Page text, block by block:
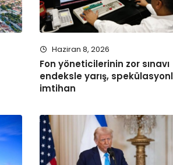
Haziran 8, 2026
Fon yöneticilerinin zor sınavı
endeksle yarış,
imtihan